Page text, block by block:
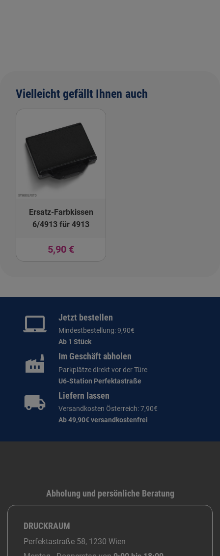
Vielleicht gefällt Ihnen auch
Ersatz-Farbkissen
6/4913 für 4913
5,90 €
Jetzt bestellen
Mindestbestellung: 9,90€
Ab 1 Stück
Im Geschäft abholen
Parkplätze direkt vor der Türe
U6-Station Perfektastraße
Liefern lassen
Versandkosten Österreich: 7,90€
Ab 49,90€ versandkostenfrei
Abholung und persönliche Beratung
DRUCKRAUM
Perfektastraße 58, 1230 Wien